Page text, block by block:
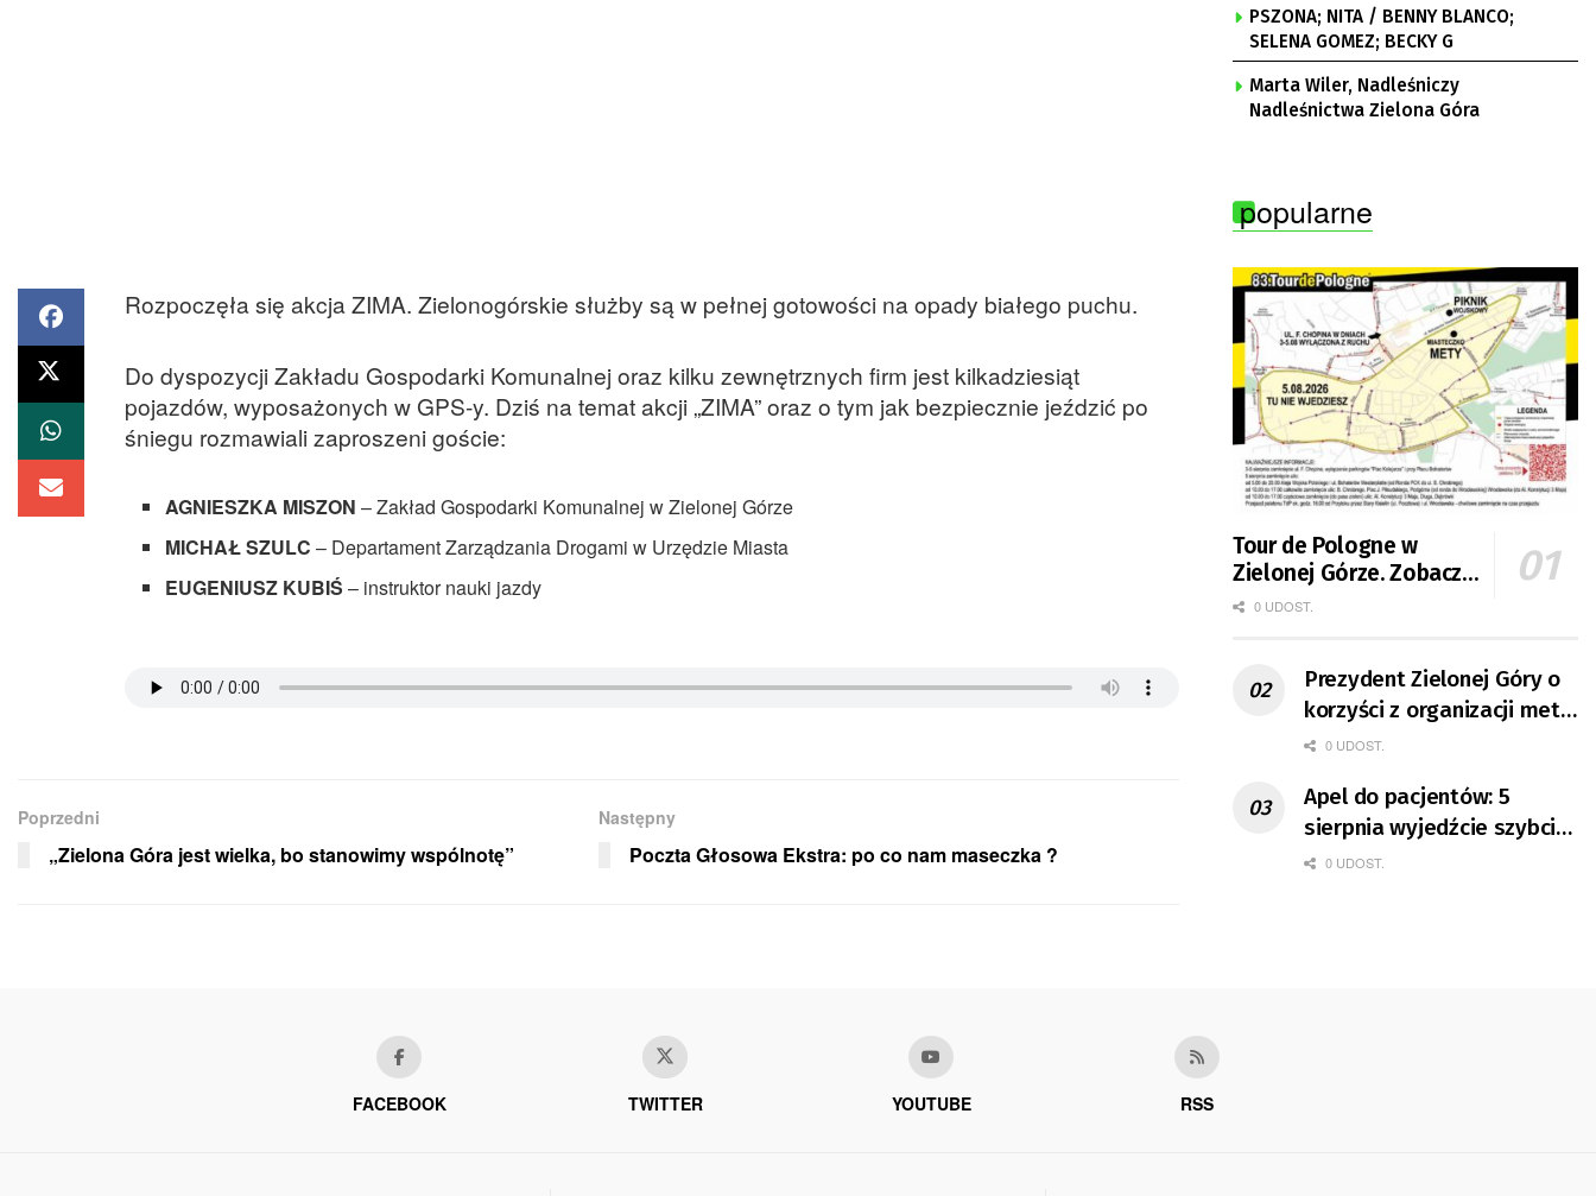
Rozpoczęła się akcja ZIMA. Zielonogórskie służby są w pełnej gotowości na opady białego puchu.
Do dyspozycji Zakładu Gospodarki Komunalnej oraz kilku zewnętrznych firm jest kilkadziesiąt
pojazdów, wyposażonych w GPS-y. Dziś na temat akcji „ZIMA” oraz o tym jak bezpiecznie jeździć po
śniegu rozmawiali zaproszeni goście:
AGNIESZKA MISZON – Zakład Gospodarki Komunalnej w Zielonej Górze
MICHAŁ SZULC – Departament Zarządzania Drogami w Urzędzie Miasta
EUGENIUSZ KUBIŚ – instruktor nauki jazdy
Poprzedni
„Zielona Góra jest wielka, bo stanowimy wspólnotę”
Następny
Poczta Głosowa Ekstra: po co nam maseczka ?
PSZONA; NITA / BENNY BLANCO;
SELENA GOMEZ; BECKY G
Marta Wiler, Nadleśniczy
Nadleśnictwa Zielona Góra
popularne
Tour de Pologne w
Zielonej Górze. Zobacz
zmiany w organizacji
0 UDOST.
Prezydent Zielonej Góry o
korzyści z organizacji mety
Tour de Pologne
0 UDOST.
Apel do pacjentów: 5
sierpnia wyjedźcie szybciej
z domów
0 UDOST.
FACEBOOK TWITTER YOUTUBE RSS